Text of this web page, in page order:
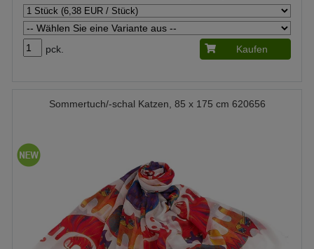
pck. Kaufen
Sommertuch/-schal Katzen, 85 x 175 cm 620656